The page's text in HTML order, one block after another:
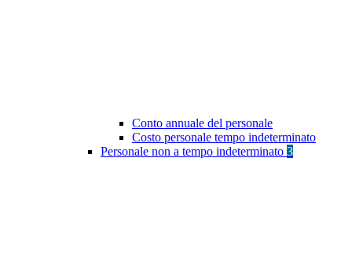
Conto annuale del personale
Costo personale tempo indeterminato
Personale non a tempo indeterminato 3